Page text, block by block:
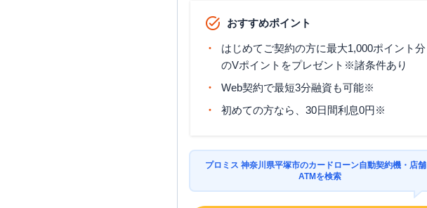
おすすめポイント
はじめてご契約の方に最大1,000ポイント分
のVポイントをプレゼント※諸条件あり
Web契約で最短3分融資も可能※
初めての方なら、30日間利息0円※
プロミス 神奈川県平塚市のカードローン自動契約機・店舗
ATMを検索